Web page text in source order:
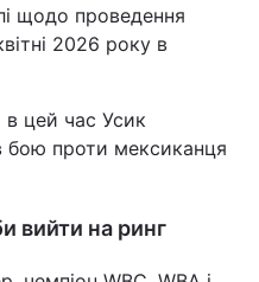
щодо проведення
2026 року в
цей час Усик
бою проти мексиканця
вийти на ринг